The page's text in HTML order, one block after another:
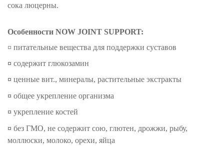
сока люцерны.
Особенности NOW JOINT SUPPORT:
¤ питательные вещества для поддержки суставов
¤ содержит глюкозамин
¤ ценные вит., минералы, растительные экстракты
¤ общее укрепление организма
¤ укрепление костей
¤ без ГМО, не содержит сою, глютен, дрожжи, рыбу,
моллюски, молоко, орехи, яйца